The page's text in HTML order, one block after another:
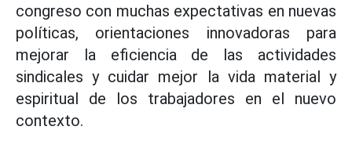
congreso con muchas expectativas en nuevas
políticas, orientaciones innovadoras para
mejorar la eficiencia de las actividades
sindicales y cuidar mejor la vida material y
espiritual de los trabajadores en el nuevo
contexto.